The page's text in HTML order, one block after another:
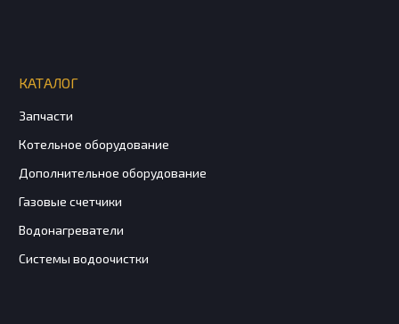
КАТАЛОГ
Запчасти
Котельное оборудование
Дополнительное оборудование
Газовые счетчики
Водонагреватели
Системы водоочистки